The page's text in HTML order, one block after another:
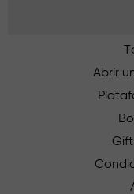
Abrir